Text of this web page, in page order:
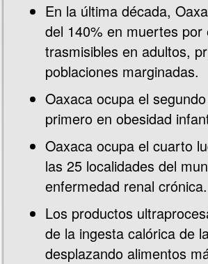
En la última década,
del 140% en muertes
trasmisibles en adultos,
poblaciones marginadas.
Oaxaca ocupa el
primero en obesidad
Oaxaca ocupa el cuarto
las 25 localidades del
enfermedad renal crónica.
Los productos
de la ingesta calórica de
desplazando alimentos